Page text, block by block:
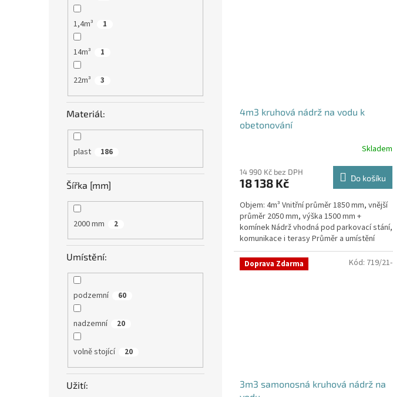
1,4m³ 1
14m³ 1
22m³ 3
Materiál:
plast 186
Šířka [mm]
2000 mm 2
Umístění:
podzemní 60
nadzemní 20
volně stojící 20
Užití:
4m3 kruhová nádrž na vodu k
obetonování
Skladem
14 990 Kč bez DPH
18 138 Kč Do košíku
Objem: 4m³ Vnitřní průměr 1850 mm, vnější
průměr 2050 mm, výška 1500 mm +
komínek Nádrž vhodná pod parkovací stání,
komunikace i terasy Průměr a umístění
přítoku/ů, odtoku/ů...
Doprava Zdarma
3m3 samonosná kruhová nádrž na
Kód: 719/21-